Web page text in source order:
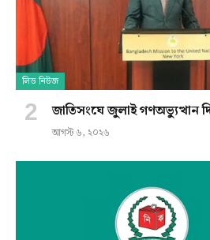
লিড নিউজ
জাতিসংঘে জুলাই গণঅভ্যুত্থান
আগস্ট ৬, ২০২৬